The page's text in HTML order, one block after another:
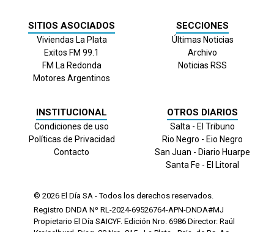
SITIOS ASOCIADOS
Viviendas La Plata
Exitos FM 99.1
FM La Redonda
Motores Argentinos
SECCIONES
Últimas Noticias
Archivo
Noticias RSS
INSTITUCIONAL
Condiciones de uso
Políticas de Privacidad
Contacto
OTROS DIARIOS
Salta - El Tribuno
Rio Negro - Eio Negro
San Juan - Diario Huarpe
Santa Fe - El Litoral
© 2026 El Día SA - Todos los derechos reservados.
Registro DNDA Nº RL-2024-69526764-APN-DNDA#MJ
Propietario El Día SAICYF. Edición Nro. 6986 Director: Raúl